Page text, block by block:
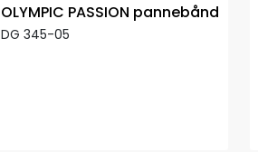
OLYMPIC PASSION pannebånd
DG 345-05